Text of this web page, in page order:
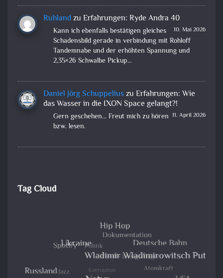
Ruhlandzu Erfahrungen: Ryde Andra 40
10. Mai 2026
Kann ich ebenfalls bestätigen gleiches
Schadensbild gerade in verbindung mit Rohloff
Tandemnabe und der erhöhten Spannung und
2,35×26 Schwalbe Pickup…
Daniel Jörg Schuppeliuszu Erfahrungen: Wie
das Wasser in die IXON Space gelangt?!
11. April 2026
Gern geschehen... Freut mich zu hören
bzw. lesen.
Tag Cloud